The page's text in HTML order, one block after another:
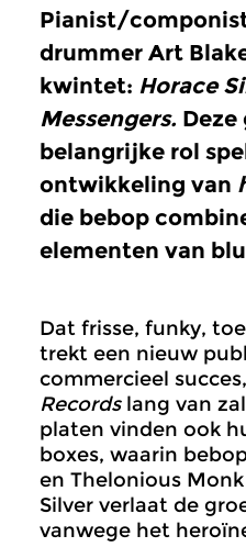
Pianist/
drummer Art
kwintet: Horace
Messengers. Deze
belangrijke rol
ontwikkeling van
die bebop
elementen van
Dat frisse, funky,
trekt een nieuw
commercieel
Recordslang van
platen vinden ook
boxes, waarin
en Thelonious
Silver verlaat de
vanwege het